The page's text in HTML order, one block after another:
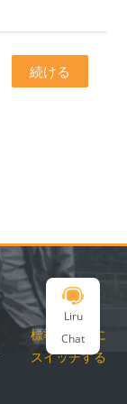
続ける
Liru
Chat
標準テーマに
スイッチする